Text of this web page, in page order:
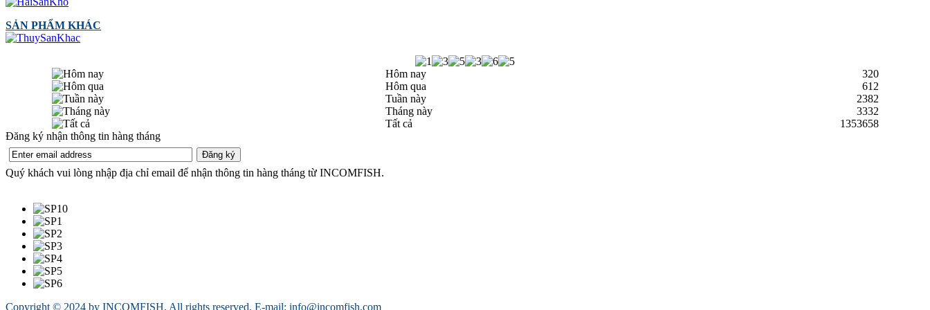
SẢN PHẨM KHÁC
Hôm nay
320
Hôm qua
612
Tuần này
2382
Tháng này
3332
Tất cả
1353658
Đăng ký nhận thông tin hàng tháng
Quý khách vui lòng nhập địa chỉ email để nhận thông tin hàng tháng từ INCOMFISH.
Copyright © 2024 by INCOMFISH. All rights reserved. E-mail: info@incomfish.com